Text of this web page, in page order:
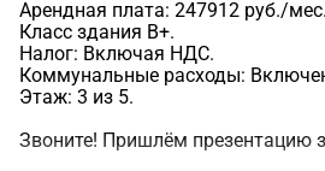
Арендная плата: 247912 руб./мес.
Класс здания B+.
Налог: Включая НДС.
Коммунальные расходы:
Этаж: 3 из 5.
Звоните! Пришлём презентацию